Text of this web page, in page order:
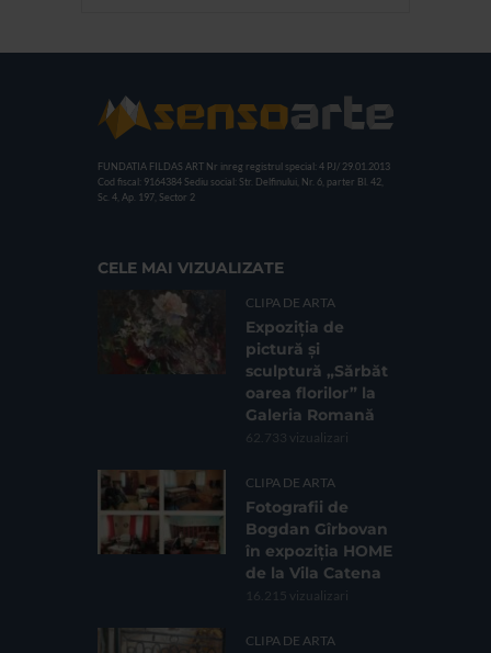
FUNDATIA FILDAS ART Nr inreg registrul special: 4 PJ/ 29.01.2013
Cod fiscal: 9164384 Sediu social: Str. Delfinului, Nr. 6, parter Bl. 42,
Sc. 4, Ap. 197, Sector 2
CELE MAI VIZUALIZATE
CLIPA DE ARTA
Expoziția de
pictură și
sculptură „Sărbăt
oarea florilor” la
Galeria Romană
62.733 vizualizari
CLIPA DE ARTA
Fotografii de
Bogdan Gîrbovan
în expoziția HOME
de la Vila Catena
16.215 vizualizari
CLIPA DE ARTA